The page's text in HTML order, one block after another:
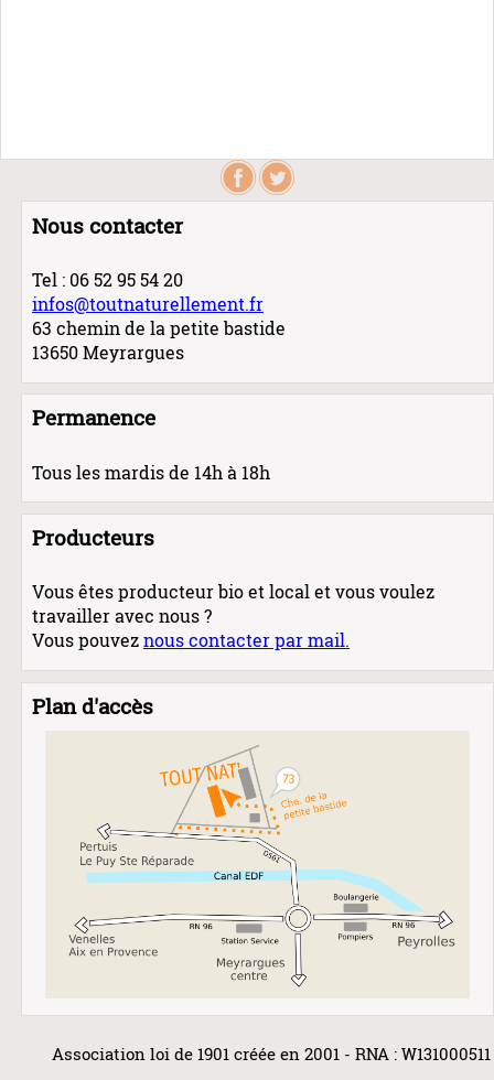
Nous contacter
Tel : 06 52 95 54 20
infos@toutnaturellement.fr
63 chemin de la petite bastide
13650 Meyrargues
Permanence
Tous les mardis de 14h à 18h
Producteurs
Vous êtes producteur bio et local et vous voulez
travailler avec nous ?
Vous pouveznous contacter par mail.
Plan d'accès
Association loi de 1901 créée en 2001 - RNA :